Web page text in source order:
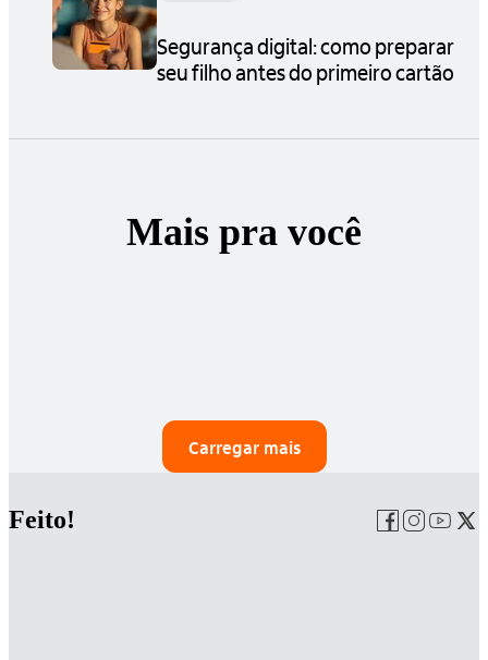
Segurança digital: como preparar
seu filho antes do primeiro cartão
Mais pra você
Carregar mais
Feito!